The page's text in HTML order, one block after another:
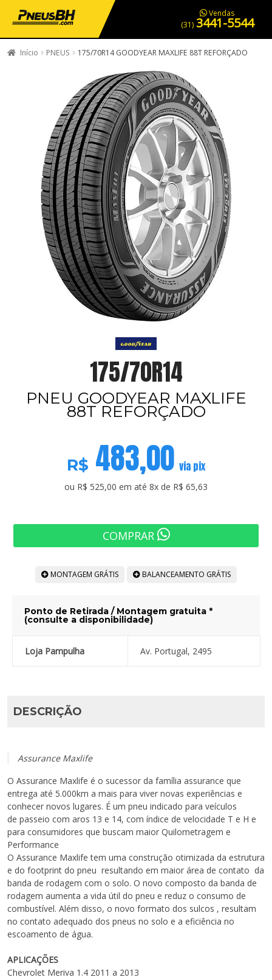
PNEUS EM OFERTA SERVIÇOS AUTOMOTIVOS NOSSA LOJA
Vendas
(31) 3441-5544
Início PNEUS 175/70R14 GOODYEAR MAXLIFE 88T REFORÇADO
175/70R14
PNEU GOODYEAR MAXLIFE
88T REFORÇADO
R$ 483,00 via pix
ou R$ 525,00 em até 8x de R$ 65,63
COMPRAR
MONTAGEM GRÁTIS BALANCEAMENTO GRÁTIS
Ponto de Retirada / Montagem gratuita *
(consulte a disponibilidade)
Loja Pampulha Av. Portugal, 2495
DESCRIÇÃO
Assurance Maxlife
O Assurance Maxlife é o sucessor da família assurance que
entrega até 5.000km a mais para viver novas experiências e
conhecer novos lugares. É um pneu indicado para veículos
de passeio com aros 13 e 14, com índice de velocidade T e H e
para consumidores que buscam maior Quilometragem e
Performance
O Assurance Maxlife tem uma construção otimizada da estrutura
e do footprint do pneu resultando em maior área de contato da
banda de rodagem com o solo. O novo composto da banda de
rodagem aumenta a vida útil do pneu e reduz o consumo de
combustível. Além disso, o novo formato dos sulcos , resultam
no contato adequado dos pneus no solo e a eficiência no
escoamento de água.
APLICAÇÕES
Chevrolet Meriva 1.4 2011 a 2013